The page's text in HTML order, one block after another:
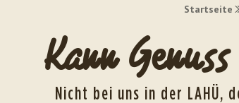
Startseite
Kann
Nicht bei uns in der LAHÜ,